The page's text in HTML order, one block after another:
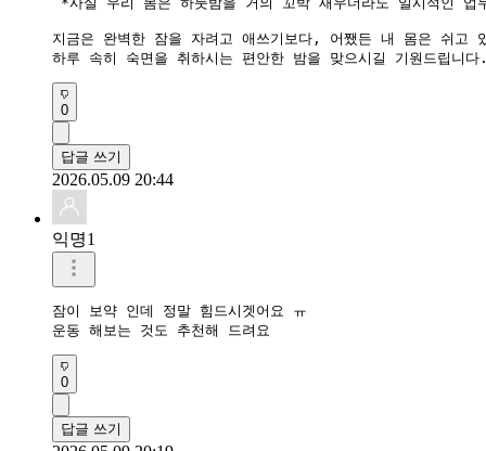
지금은 완벽한 잠을 자려고 애쓰기보다, 어쨌든 내 몸은 쉬고
0
답글 쓰기
2026.05.09 20:44
익명1
잠이 보약 인데 정말 힘드시겟어요 ㅠ
운동 해보는 것도 추천해 드려요
0
답글 쓰기